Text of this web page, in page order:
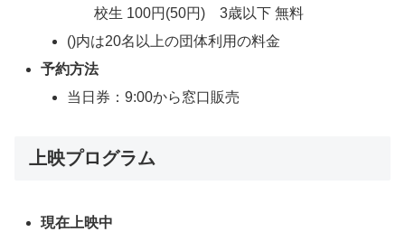
校生 100円(50円) 3歳以下 無料
()内は20名以上の団体利用の料金
予約方法
当日券：9:00から窓口販売
上映プログラム
現在上映中